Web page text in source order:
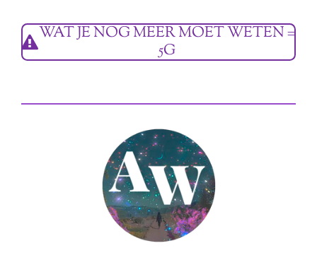
WAT JE NOG MEER MOET WETEN =
5G